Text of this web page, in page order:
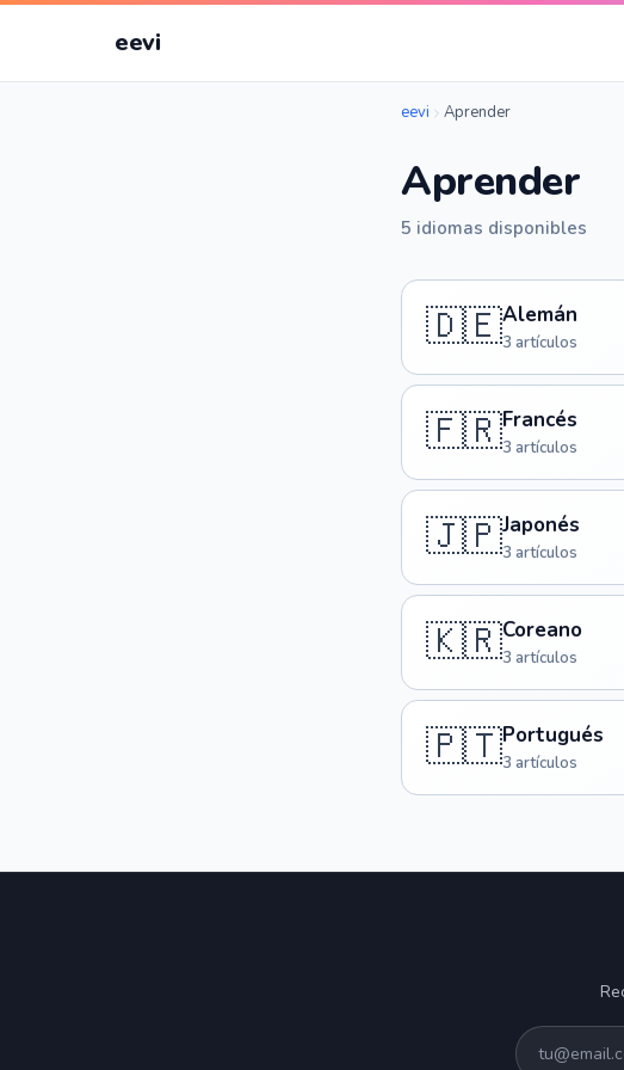
eevi
eevi Aprender
Aprender
5 idiomas disponibles
🇩🇪Alemán
3 artículos
🇫🇷Francés
3 artículos
🇯🇵Japonés
3 artículos
🇰🇷Coreano
3 artículos
🇵🇹Portugués
3 artículos